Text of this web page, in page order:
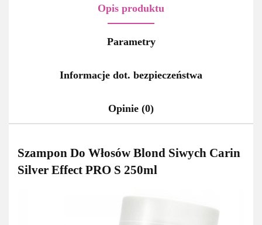
Opis produktu
Parametry
Informacje dot. bezpieczeństwa
Opinie (0)
Szampon Do Włosów Blond Siwych Carin
Silver Effect PRO S 250ml